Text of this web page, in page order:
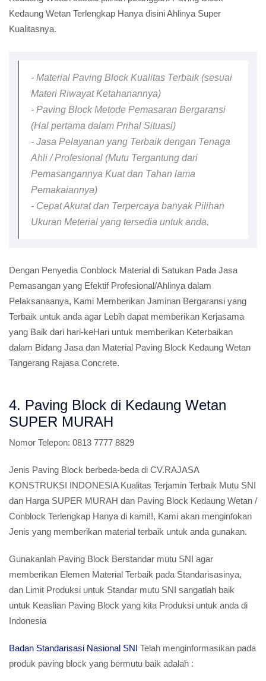
Kedaung Wetan Terlengkap Hanya disini Ahlinya Super
Kualitasnya.
- Material Paving Block Kualitas Terbaik (sesuai
Materi Riwayat Ketahanannya)
- Paving Block Metode Pemasaran Bergaransi
(Hal pertama dalam Prihal Situasi)
- Jasa Pelayanan yang Terbaik dengan Tenaga
Ahli / Profesional (Mutu Tergantung dari
Pemasangannya Kuat dan Tahan lama
Pemakaiannya)
- Cepat Akurat dan Terpercaya banyak Pilihan
Ukuran Meterial yang tersedia untuk anda.
Dengan Penyedia Conblock Material di Satukan Pada Jasa
Pemasangan yang Efektif Profesional/Ahlinya dalam
Pelaksanaanya, Kami Memberikan Jaminan Bergaransi yang
Terbaik untuk anda agar Lebih dapat memberikan Kerjasama
yang Baik dari hari-keHari untuk memberikan Keterbaikan
dalam Bidang Jasa dan Material Paving Block Kedaung Wetan
Tangerang Rajasa Concrete.
4. Paving Block di Kedaung Wetan
SUPER MURAH
Nomor Telepon: 0813 7777 8829
Jenis Paving Block berbeda-beda di CV.RAJASA
KONSTRUKSI INDONESIA Kualitas Terjamin Terbaik Mutu SNI
dan Harga SUPER MURAH dan Paving Block Kedaung Wetan /
Conblock Terlengkap Hanya di kami!!, Kami akan menginfokan
Jenis yang memberikan material terbaik untuk anda gunakan.
Gunakanlah Paving Block Berstandar mutu SNI agar
memberikan Elemen Material Terbaik pada Standarisasinya,
dan Limit Produksi untuk Standar mutu SNI sangatlah baik
untuk Keaslian Paving Block yang kita Produksi untuk anda di
Indonesia
Badan Standarisasi Nasional SNI Telah menginformasikan pada
produk paving block yang bermutu baik adalah :